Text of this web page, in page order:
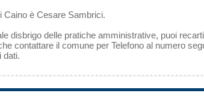
Caino è Cesare Sambrici.
disbrigo delle pratiche amministrative, puoi
contattare il comune per Telefono al numero
dati.